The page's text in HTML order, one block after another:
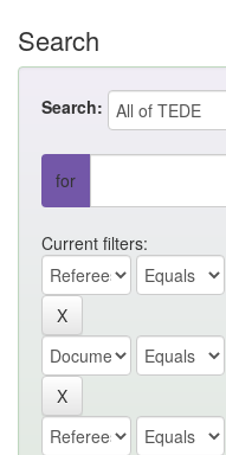
Search
Search:
for
Current filters: